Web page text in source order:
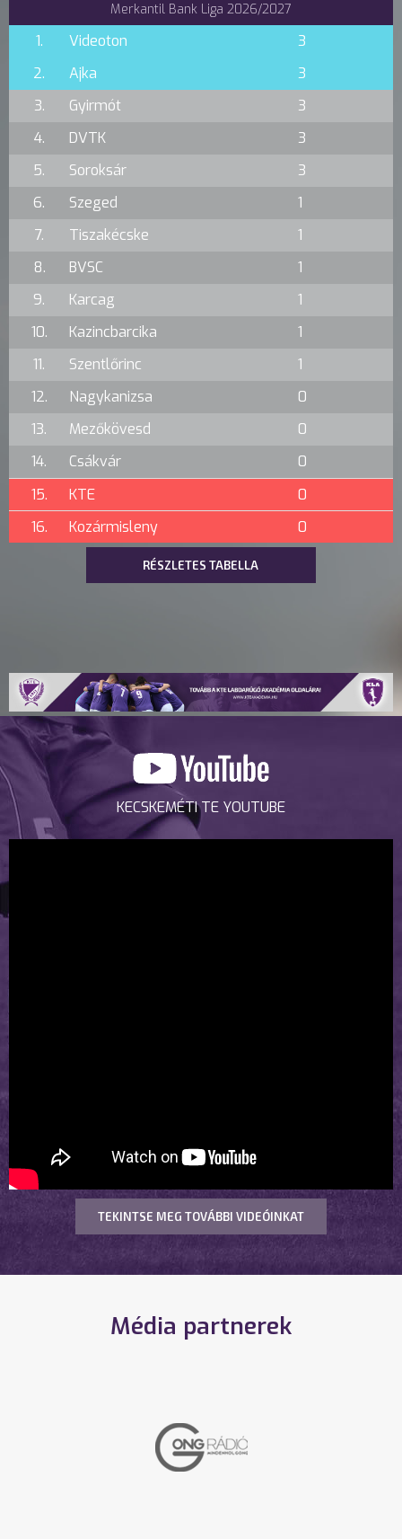
Merkantil Bank Liga 2026/2027
1. Videoton
3
2.
Ajka
3
3.
Gyirmót
3
4.
DVTK
3
5.
Soroksár
3
6.
Szeged
1
7.
Tiszakécske
1
8.
BVSC
1
9.
Karcag
1
10.
Kazincbarcika
1
11.
Szentlőrinc
1
12.
Nagykanizsa
0
13.
Mezőkövesd
0
14.
Csákvár
0
15.
KTE
0
16.
Kozármisleny 0
RÉSZLETES TABELLA
KECSKEMÉTI TE YOUTUBE
TEKINTSE MEG TOVÁBBI VIDEÓINKAT
Média partnerek